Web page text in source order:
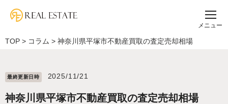
メニュー
TOP > コラム > 神奈川県平塚市不動産買取の査定売却相場
最終更新⽇時 2025/11/21
神奈川県平塚市不動産買取の査定売却相場